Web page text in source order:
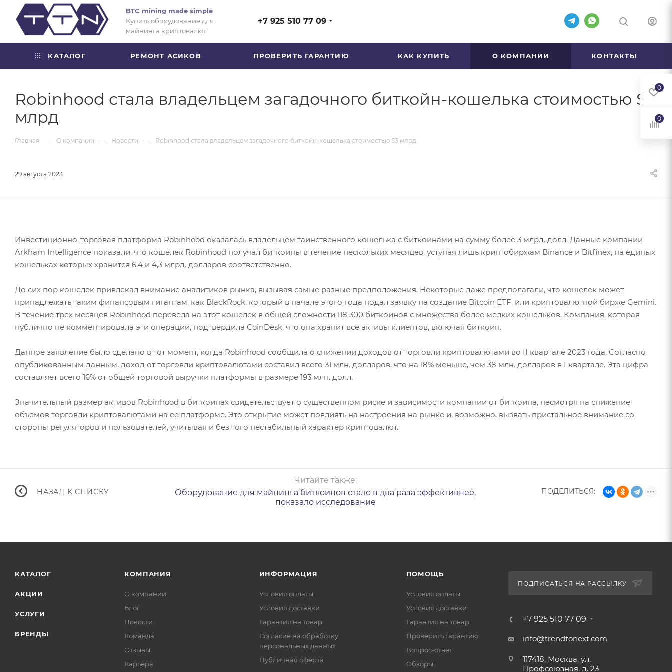
BTC mining made simple
Купить оборудование для
майнинга криптовалют
+7 925 510 77 09
КАТАЛОГ РЕМОНТ АСИКОВ ПРОВЕРИТЬ ГАРАНТИЮ КАК КУПИТЬ О КОМПАНИИ КОНТАКТЫ
Robinhood стала владельцем загадочного биткойн-кошелька стоимостью $3
млрд
Главная — О компании — Новости — Robinhood стала владельцем загадочного биткойн-кошелька стоимостью $3 млрд
29 августа 2023
Инвестиционно-торговая платформа Robinhood оказалась владельцем таинственного кошелька с биткоинами на сумму более 3 млрд. долл. Данные компании
Arkham Intelligence показали, что кошелек Robinhood получал биткоины в течение нескольких месяцев, уступая лишь криптобиржам Binance и Bitfinex, на единых
кошельках которых хранится 6,4 и 4,3 млрд. долларов соответственно.
До сих пор кошелек привлекал внимание аналитиков рынка, вызывая самые разные предположения. Некоторые даже предполагали, что кошелек может
принадлежать таким финансовым гигантам, как BlackRock, который в начале этого года подал заявку на создание Bitcoin ETF, или криптовалютной бирже Gemini.
В течение трех месяцев Robinhood перевела на этот кошелек в общей сложности 118 300 биткоинов с множества более мелких кошельков. Компания, которая
публично не комментировала эти операции, подтвердила CoinDesk, что она хранит все активы клиентов, включая биткоин.
Данное заявление было сделано в тот момент, когда Robinhood сообщила о снижении доходов от торговли криптовалютами во II квартале 2023 года. Согласно
опубликованным данным, доход от торговли криптовалютами составил всего 31 млн. долларов, что на 18% меньше, чем 38 млн. долларов в I квартале. Эта цифра
составляет всего 16% от общей торговой выручки платформы в размере 193 млн. долл.
Значительный размер активов Robinhood в биткоинах свидетельствует о существенном риске и зависимости компании от биткоина, несмотря на снижение
объемов торговли криптовалютами на ее платформе. Это открытие может повлиять на настроения на рынке и, возможно, вызвать пристальное внимание со
стороны регуляторов и пользователей, учитывая и без того нестабильный характер криптовалют.
НАЗАД К СПИСКУ
Читайте также:
Оборудование для майнинга биткоинов стало в два раза эффективнее,
показало исследование
ПОДЕЛИТЬСЯ:
КАТАЛОГ
АКЦИИ
УСЛУГИ
БРЕНДЫ
КОМПАНИЯ
О компании
Блог
Новости
Команда
Отзывы
Карьера
ИНФОРМАЦИЯ
Условия оплаты
Условия доставки
Гарантия на товар
Согласие на обработку
персональных данных
Публичная оферта
ПОМОЩЬ
Условия оплаты
Условия доставки
Гарантия на товар
Проверить гарантию
Вопрос-ответ
Обзоры
ПОДПИСАТЬСЯ НА РАССЫЛКУ
+7 925 510 77 09
info@trendtonext.com
117418, Москва, ул.
Профсоюзная, д. 23
0
0